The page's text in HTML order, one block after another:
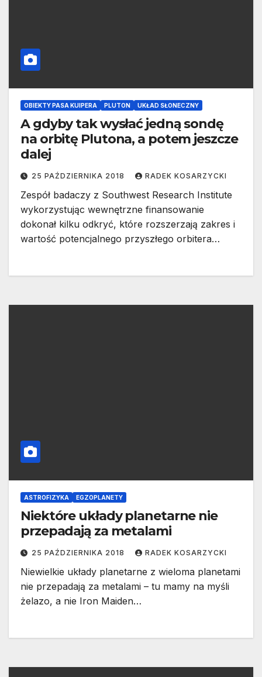
OBIEKTY PASA KUIPERA PLUTON UKŁAD SŁONECZNY
A gdyby tak wysłać jedną sondę
na orbitę Plutona, a potem jeszcze
dalej
25 PAŹDZIERNIKA 2018 RADEK KOSARZYCKI
Zespół badaczy z Southwest Research Institute
wykorzystując wewnętrzne finansowanie
dokonał kilku odkryć, które rozszerzają zakres i
wartość potencjalnego przyszłego orbitera…
ASTROFIZYKA EGZOPLANETY
Niektóre układy planetarne nie
przepadają za metalami
25 PAŹDZIERNIKA 2018 RADEK KOSARZYCKI
Niewielkie układy planetarne z wieloma planetami
nie przepadają za metalami – tu mamy na myśli
żelazo, a nie Iron Maiden…